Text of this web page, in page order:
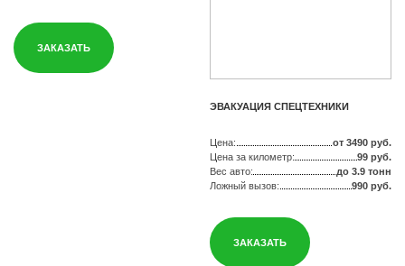
ЗАКАЗАТЬ
ЭВАКУАЦИЯ СПЕЦТЕХНИКИ
Цена:
от 3490 руб.
Цена за километр:
99 руб.
Вес авто:
до 3.9 тонн
Ложный вызов:
990 руб.
ЗАКАЗАТЬ